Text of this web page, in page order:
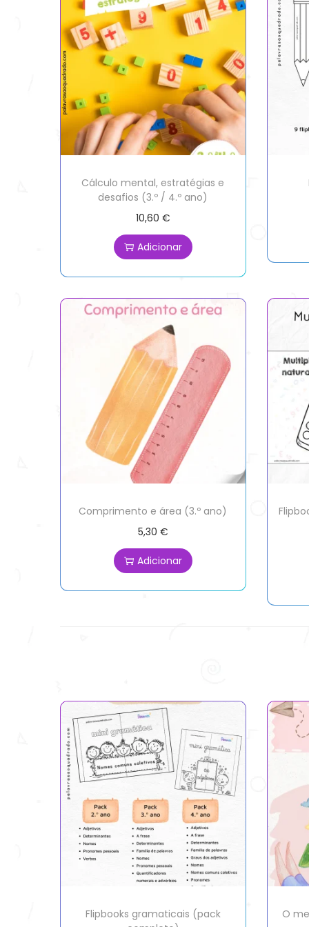
Cálculo mental, estratégias e
desafios (3.º / 4.º ano)
10,60 €
Adicionar
Comprimento e área (3.º ano)
5,30 €
Adicionar
Flipbooks gramaticais (pack
O